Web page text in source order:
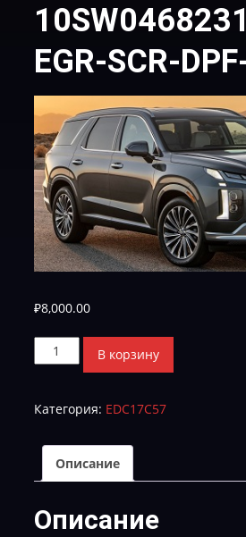
EGR-SCR-
₽8,000.00
Количество
товара
Palisade
CRDi
10SW0468231587910-
SCR-
В корзину
Категория: EDC17C57
Описание
Описание